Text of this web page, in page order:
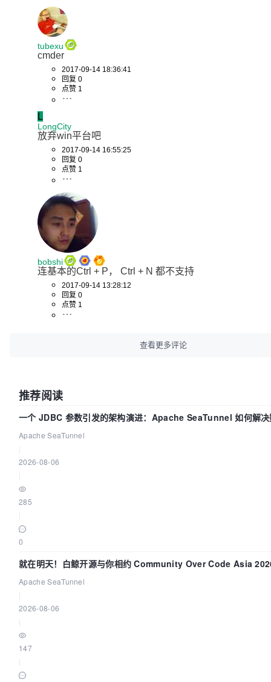
tubexu
cmder
2017-09-14 18:36:41
回复 0
点赞 1
L
LongCity
放弃win平台吧
2017-09-14 16:55:25
回复 0
点赞 1
bobshi
连基本的Ctrl + P， Ctrl + N 都不支持
2017-09-14 13:28:12
回复 0
点赞 1
查看更多评论
推荐阅读
一个 JDBC 参数引发的架构演进：Apache SeaTunnel 如何解
中的“定时 Flush”难题
Apache SeaTunnel
2026-08-06
285
0
就在明天！白鲸开源与你相约 Community Over Code Asia
讲！
Apache SeaTunnel
2026-08-06
147